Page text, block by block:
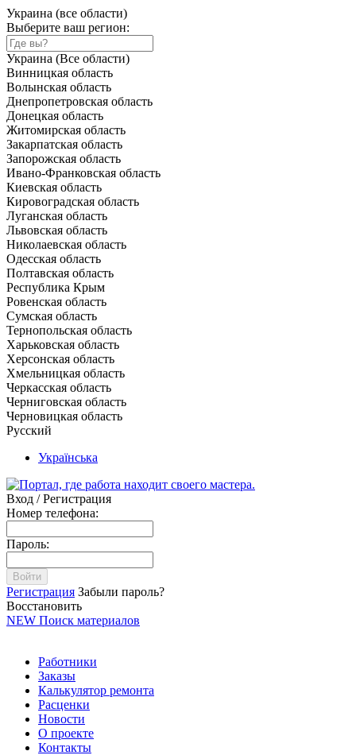
Украина (все области)
Выберите ваш регион:
Украина (Все области)
Винницкая область
Волынская область
Днепропетровская область
Донецкая область
Житомирская область
Закарпатская область
Запорожская область
Ивано-Франковская область
Киевская область
Кировоградская область
Луганская область
Львовская область
Николаевская область
Одесская область
Полтавская область
Республика Крым
Ровенская область
Сумская область
Тернопольская область
Харьковская область
Херсонская область
Хмельницкая область
Черкасская область
Черниговская область
Черновицкая область
Русский
Українська
Вход / Регистрация
Номер телефона:
Пароль:
Войти
Регистрация Забыли пароль?
Восстановить
NEW Поиск материалов
Работники
Заказы
Калькулятор ремонта
Расценки
Новости
О проекте
Контакты